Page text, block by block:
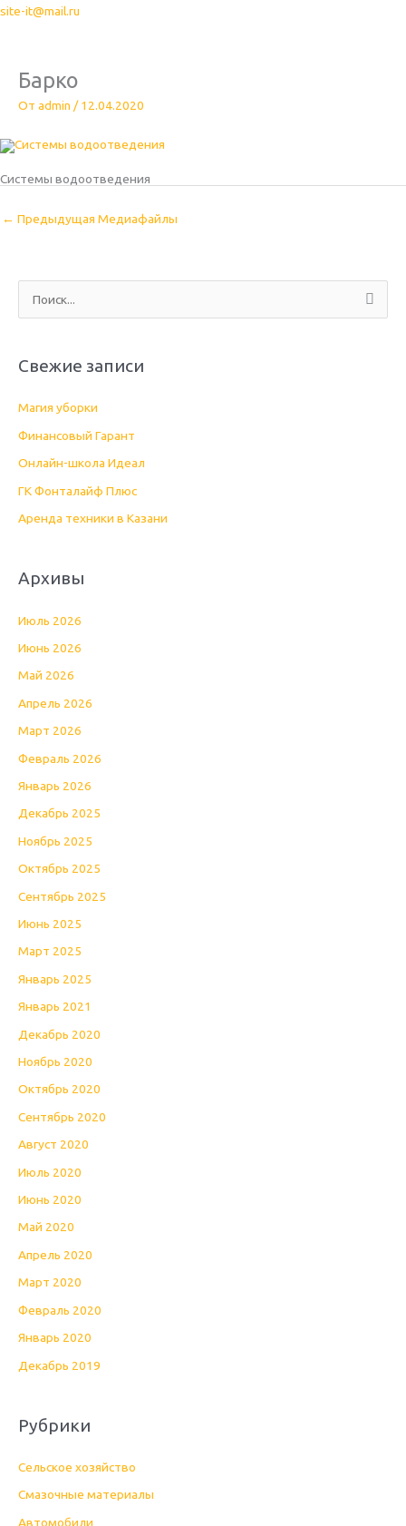
site-it@mail.ru
Барко
От admin /12.04.2020
Системы водоотведения
← Предыдущая Медиафайлы
с
к
Свежие записи
Магия уборки
Финансовый Гарант
Онлайн-школа Идеал
ГК Фонталайф Плюс
Аренда техники в Казани
Архивы
Июль 2026
Июнь 2026
Май 2026
Апрель 2026
Март 2026
Февраль 2026
Январь 2026
Декабрь 2025
Ноябрь 2025
Октябрь 2025
Сентябрь 2025
Июнь 2025
Март 2025
Январь 2025
Январь 2021
Декабрь 2020
Ноябрь 2020
Октябрь 2020
Сентябрь 2020
Август 2020
Июль 2020
Июнь 2020
Май 2020
Апрель 2020
Март 2020
Февраль 2020
Январь 2020
Декабрь 2019
Рубрики
Cельское хозяйство
Cмазочные материалы
Автомобили